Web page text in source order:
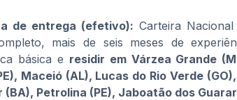
de entrega (efetivo): Carteira
mais de seis meses de
básica e residir em Várzea Grande
Maceió (AL), Lucas do Rio Verde
(BA), Petrolina (PE), Jaboatão dos